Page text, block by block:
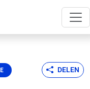
DELEN